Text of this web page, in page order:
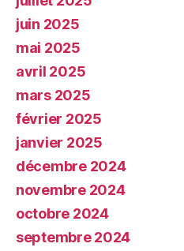
juin 2025
mai 2025
avril 2025
mars 2025
février 2025
janvier 2025
décembre 2024
novembre 2024
octobre 2024
septembre 2024